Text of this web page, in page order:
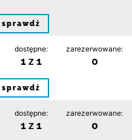
sprawdź
dostępne:
1 z 1
zarezerwowane:
0
sprawdź
dostępne:
1 z 1
zarezerwowane:
0